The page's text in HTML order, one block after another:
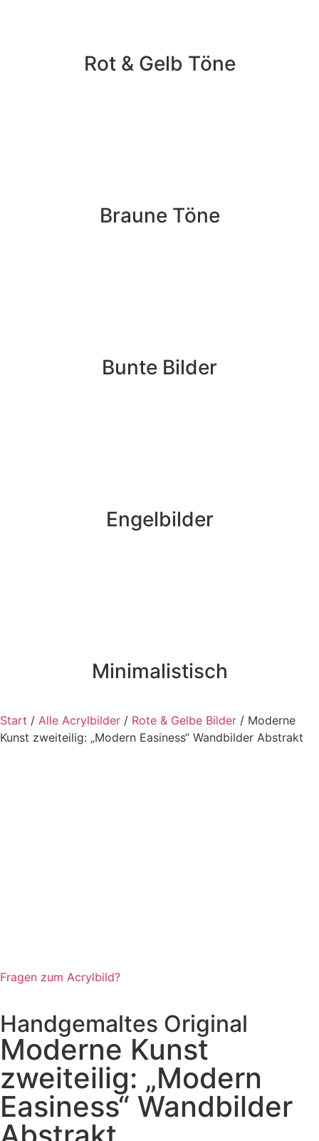
Rot & Gelb Töne
Braune Töne
Bunte Bilder
Engelbilder
Minimalistisch
Start / Alle Acrylbilder / Rote & Gelbe Bilder / Moderne
Kunst zweiteilig: „Modern Easiness“ Wandbilder Abstrakt
Fragen zum Acrylbild?
Handgemaltes Original
Moderne Kunst
zweiteilig: „Modern
Easiness“ Wandbilder